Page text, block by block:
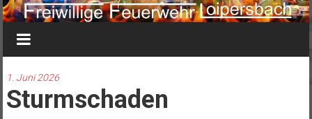
1. Juni 2026
Sturmschaden